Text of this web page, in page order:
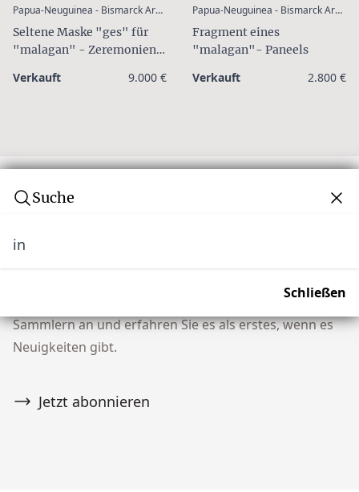
Papua-Neuguinea - Bismarck Archipel - Neu Irland :
Seltene Maske "ges" für
"malagan" - Zeremonien,
Verkauft 9.000 €
Papua-Neuguinea - Bismarck Archipel - Neu Irland
Fragment eines
"malagan"- Paneels
Verkauft 2.800 €
Suche
in
Schließen
Abonnieren Sie unseren Newsletter
unserer Community von über 10.000 Tribal Art
Sammlern an und erfahren Sie es als erstes, wenn es
Neuigkeiten gibt.
Jetzt abonnieren